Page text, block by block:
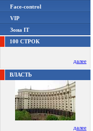
Face-control
VIP
Зона IT
100 СТРОК
далее
ВЛАСТЬ
далее